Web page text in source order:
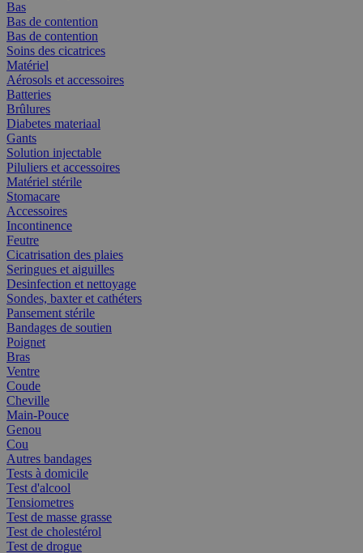
Bas
Bas de contention
Bas de contention
Soins des cicatrices
Matériel
Aérosols et accessoires
Batteries
Brûlures
Diabetes materiaal
Gants
Solution injectable
Piluliers et accessoires
Matériel stérile
Stomacare
Accessoires
Incontinence
Feutre
Cicatrisation des plaies
Seringues et aiguilles
Desinfection et nettoyage
Sondes, baxter et cathéters
Pansement stérile
Bandages de soutien
Poignet
Bras
Ventre
Coude
Cheville
Main-Pouce
Genou
Cou
Autres bandages
Tests à domicile
Test d'alcool
Tensiometres
Test de masse grasse
Test de cholestérol
Test de drogue